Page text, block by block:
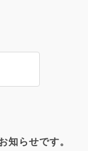
知らせです。